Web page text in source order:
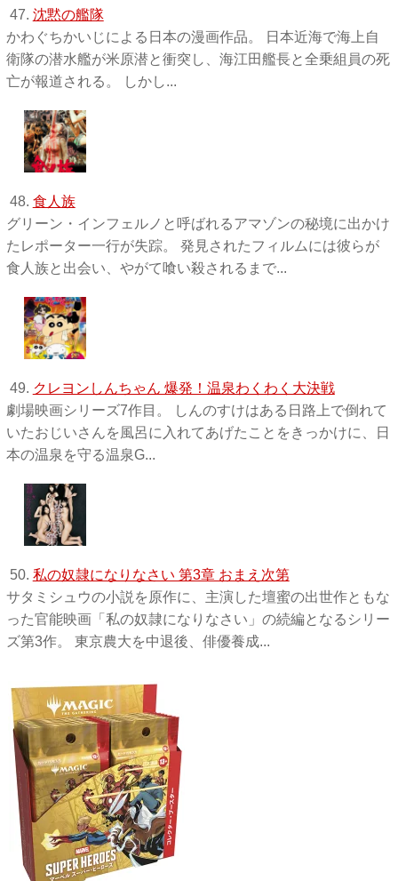
47. 沈黙の艦隊
かわぐちかいじによる日本の漫画作品。 日本近海で海上自
衛隊の潜水艦が米原潜と衝突し、海江田艦長と全乗組員の死
亡が報道される。 しかし...
48. 食人族
グリーン・インフェルノと呼ばれるアマゾンの秘境に出かけ
たレポーター一行が失踪。 発見されたフィルムには彼らが
食人族と出会い、やがて喰い殺されるまで...
49. クレヨンしんちゃん 爆発！温泉わくわく大決戦
劇場映画シリーズ7作目。 しんのすけはある日路上で倒れて
いたおじいさんを風呂に入れてあげたことをきっかけに、日
本の温泉を守る温泉G...
50. 私の奴隷になりなさい 第3章 おまえ次第
サタミシュウの小説を原作に、主演した壇蜜の出世作ともな
った官能映画「私の奴隷になりなさい」の続編となるシリー
ズ第3作。 東京農大を中退後、俳優養成...